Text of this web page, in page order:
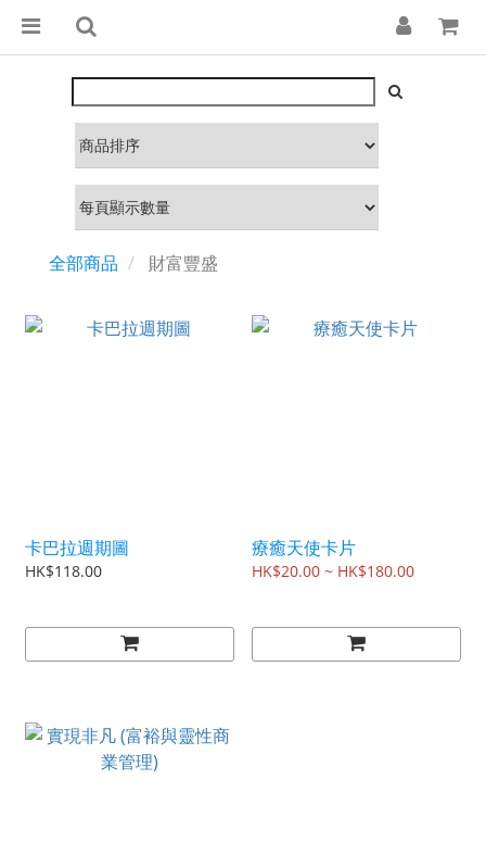
全部商品 財富豐盛
卡巴拉週期圖
HK$118.00
療癒天使卡片
HK$20.00 ~ HK$180.00